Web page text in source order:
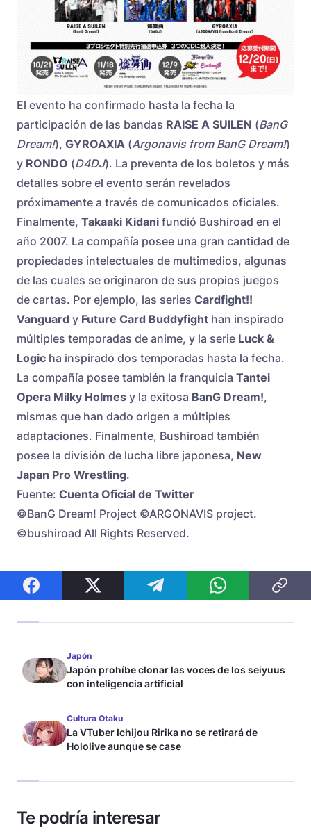
El evento ha confirmado hasta la fecha la
participación de las bandas RAISE A SUILEN (BanG
Dream!), GYROAXIA (Argonavis from BanG Dream!)
y RONDO (D4DJ). La preventa de los boletos y más
detalles sobre el evento serán revelados
próximamente a través de comunicados oficiales.
Finalmente, Takaaki Kidani fundió Bushiroad en el
año 2007. La compañía posee una gran cantidad de
propiedades intelectuales de multimedios, algunas
de las cuales se originaron de sus propios juegos
de cartas. Por ejemplo, las series Cardfight!!
Vanguard y Future Card Buddyfight han inspirado
múltiples temporadas de anime, y la serie Luck &
Logic ha inspirado dos temporadas hasta la fecha.
La compañía posee también la franquicia Tantei
Opera Milky Holmes y la exitosa BanG Dream!,
mismas que han dado origen a múltiples
adaptaciones. Finalmente, Bushiroad también
posee la división de lucha libre japonesa, New
Japan Pro Wrestling.
Fuente: Cuenta Oficial de Twitter
©BanG Dream! Project ©ARGONAVIS project.
©bushiroad All Rights Reserved.
Japón
Japón prohíbe clonar las voces de los seiyuus
con inteligencia artificial
Cultura Otaku
La VTuber Ichijou Ririka no se retirará de
Hololive aunque se case
Te podría interesar